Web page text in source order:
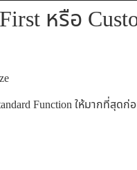
หรือ
Function ให้มากที่สุดก่